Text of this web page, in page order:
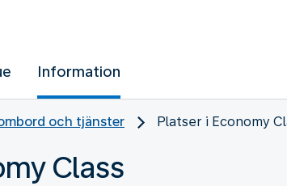
Information
och tjänster Platser i Economy
Class